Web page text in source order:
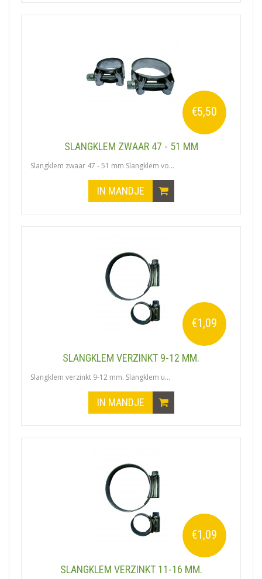
€5,50
SLANGKLEM ZWAAR 47 - 51 MM
Slangklem zwaar 47 - 51 mm Slangklem vo...
IN MANDJE
€1,09
SLANGKLEM VERZINKT 9-12 MM.
Slangklem verzinkt 9-12 mm. Slangklem u...
IN MANDJE
€1,09
SLANGKLEM VERZINKT 11-16 MM.